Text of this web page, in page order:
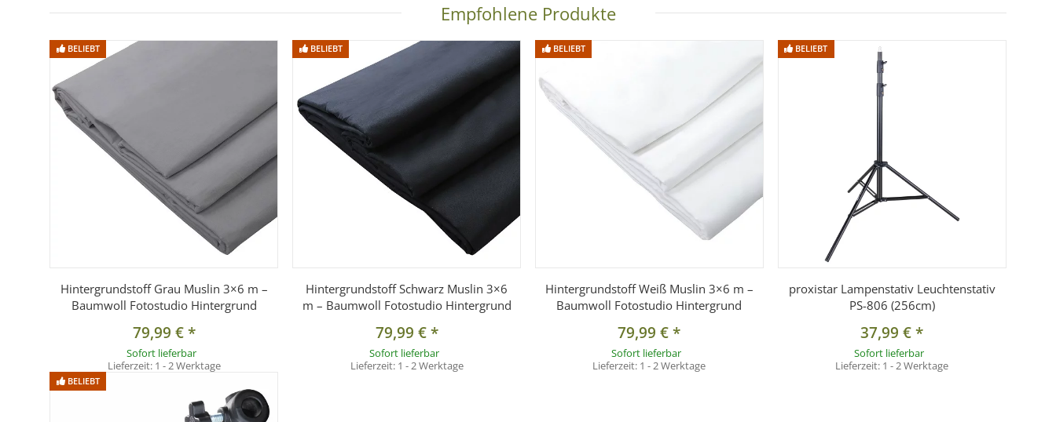
Empfohlene Produkte
BELIEBT
Hintergrundstoff Grau Muslin 3×6 m –
Baumwoll Fotostudio Hintergrund
79,99 €*
Sofort lieferbar
Lieferzeit: 1 - 2 Werktage
BELIEBT
Hintergrundstoff Schwarz Muslin 3×6
m – Baumwoll Fotostudio Hintergrund
79,99 €*
Sofort lieferbar
Lieferzeit: 1 - 2 Werktage
BELIEBT
Hintergrundstoff Weiß Muslin 3×6 m –
Baumwoll Fotostudio Hintergrund
79,99 €*
Sofort lieferbar
Lieferzeit: 1 - 2 Werktage
BELIEBT
proxistar Lampenstativ Leuchtenstativ
PS-806 (256cm)
37,99 €*
Sofort lieferbar
Lieferzeit: 1 - 2 Werktage
BELIEBT